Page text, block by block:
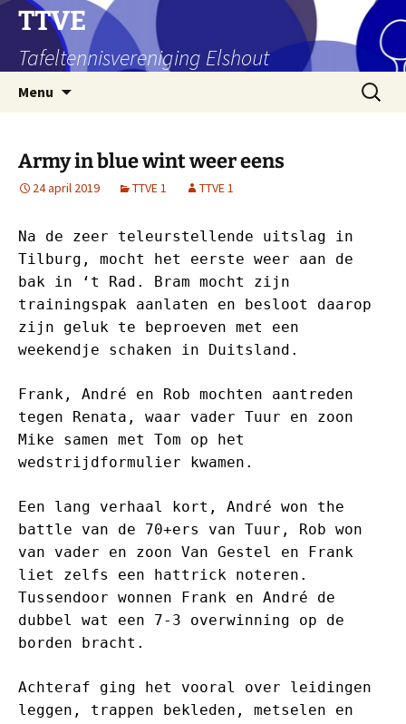
Ga
naar
inhoud
TTVE
Tafeltennisvereniging Elshout
Menu
Zoeken
naar:
Army in blue wint weer eens
24 april 2019 TTVE 1 TTVE 1
Na de zeer teleurstellende uitslag in
Tilburg, mocht het eerste weer aan de
bak in ‘t Rad. Bram mocht zijn
trainingspak aanlaten en besloot daarop
zijn geluk te beproeven met een
weekendje schaken in Duitsland.
Frank, André en Rob mochten aantreden
tegen Renata, waar vader Tuur en zoon
Mike samen met Tom op het
wedstrijdformulier kwamen.
Een lang verhaal kort, André won the
battle van de 70+ers van Tuur, Rob won
van vader en zoon Van Gestel en Frank
liet zelfs een hattrick noteren.
Tussendoor wonnen Frank en André de
dubbel wat een 7-3 overwinning op de
borden bracht.
Achteraf ging het vooral over leidingen
leggen, trappen bekleden, metselen en